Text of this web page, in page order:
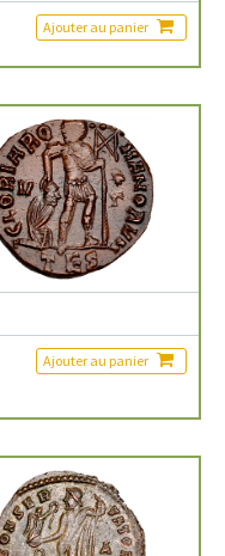
Ajouter au panier
Ajouter au panier